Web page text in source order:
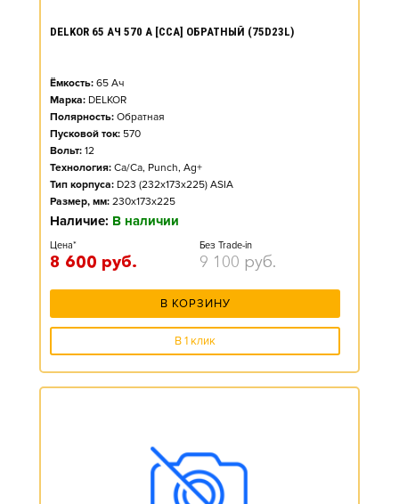
DELKOR 65 АЧ 570 А [CCA] ОБРАТНЫЙ (75D23L)
Ёмкость: 65 Ач
Марка: DELKOR
Полярность: Обратная
Пусковой ток: 570
Вольт: 12
Технология: Ca/Ca, Punch, Ag+
Тип корпуса: D23 (232x173x225) ASIA
Размер, мм: 230x173x225
Наличие: В наличии
Цена*
8 600 руб.
Без Trade-in
9 100 руб.
В КОРЗИНУ
В 1 клик